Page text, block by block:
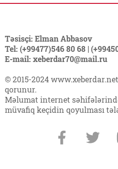
Təsisçi: Elman Abbasov
Tel: (+99477)546 80 68 |
E-mail: xeberdar70@mail.ru
© 2015-2024
qorunur.
Məlumat internet
müvafiq keçidin qoyulması